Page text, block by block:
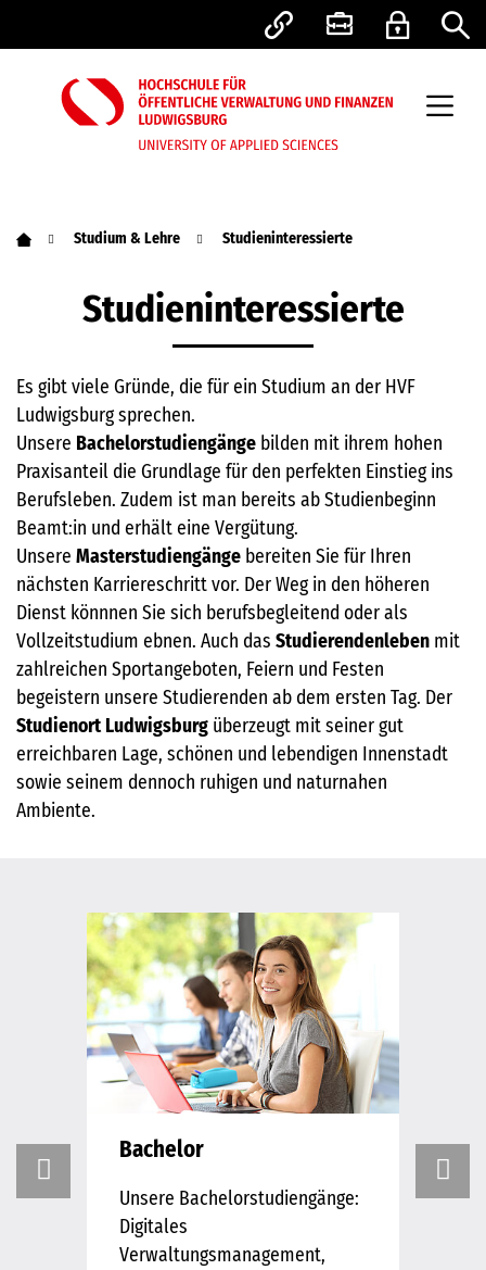
Studium & Lehre Studieninteressierte
Studieninteressierte
Es gibt viele Gründe, die für ein Studium an der HVF
Ludwigsburg sprechen.
Unsere Bachelorstudiengänge bilden mit ihrem hohen
Praxisanteil die Grundlage für den perfekten Einstieg ins
Berufsleben. Zudem ist man bereits ab Studienbeginn
Beamt:in und erhält eine Vergütung.
Unsere Masterstudiengänge bereiten Sie für Ihren
nächsten Karriereschritt vor. Der Weg in den höheren
Dienst könnnen Sie sich berufsbegleitend oder als
Vollzeitstudium ebnen. Auch das Studierendenleben mit
zahlreichen Sportangeboten, Feiern und Festen
begeistern unsere Studierenden ab dem ersten Tag. Der
Studienort Ludwigsburg überzeugt mit seiner gut
erreichbaren Lage, schönen und lebendigen Innenstadt
sowie seinem dennoch ruhigen und naturnahen
Ambiente.
Bachelor
Unsere Bachelorstudiengänge:
Digitales
Verwaltungsmanagement,